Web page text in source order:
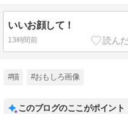
いいお顔して！
13時間前
#猫 #おもしろ画像
このブログのここがポイント